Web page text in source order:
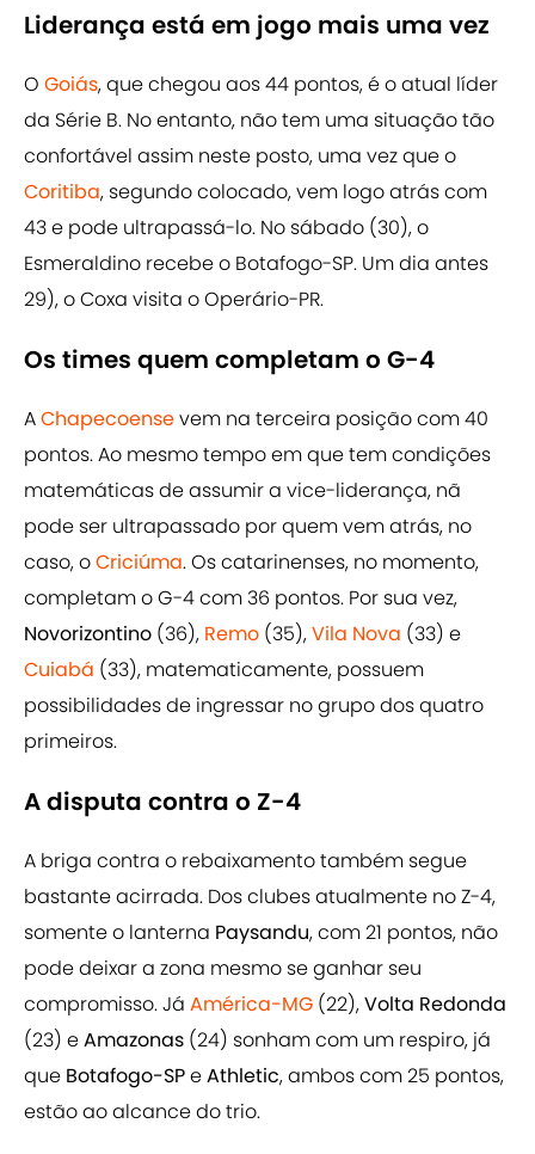
Liderança está em jogo mais uma vez
O Goiás, que chegou aos 44 pontos, é o atual líder
da Série B. No entanto, não tem uma situação tão
confortável assim neste posto, uma vez que o
Coritiba, segundo colocado, vem logo atrás com
43 e pode ultrapassá-lo. No sábado (30), o
Esmeraldino recebe o Botafogo-SP. Um dia antes
29), o Coxa visita o Operário-PR.
Os times quem completam o G-4
AChapecoensevem na terceira posição com 40
pontos. Ao mesmo tempo em que tem condições
matemáticas de assumir a vice-liderança, nã
pode ser ultrapassado por quem vem atrás, no
caso, oCriciúma. Os catarinenses, no momento,
completam o G-4 com 36 pontos. Por sua vez,
Novorizontino (36), Remo (35),Vila Nova (33) e
Cuiabá (33), matematicamente, possuem
possibilidades de ingressar no grupo dos quatro
primeiros.
A disputa contra o Z-4
A briga contra o rebaixamento também segue
bastante acirrada. Dos clubes atualmente no Z-4,
somente o lanterna Paysandu, com 21 pontos, não
pode deixar a zona mesmo se ganhar seu
compromisso. Já América-MG (22),Volta Redonda
(23) eAmazonas (24) sonham com um respiro, já
que Botafogo-SPeAthletic, ambos com 25 pontos,
estão ao alcance do trio.